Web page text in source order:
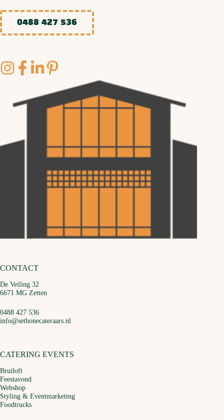
0488 427 536
CONTACT
De Veiling 32
6671 MG Zetten
0488 427 536
info@sethonecateraars.nl
CATERING EVENTS
Bruiloft
Feestavond
Webshop
Styling & Eventmarketing
Foodtrucks